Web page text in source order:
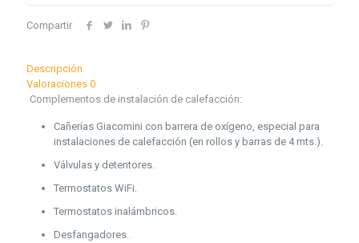
Compartir
Descripción
Valoraciones 0
Complementos de instalación de calefacción:
Cañerías Giacomini con barrera de oxígeno, especial para
instalaciones de calefacción (en rollos y barras de 4 mts.).
Válvulas y detentores.
Termostatos WiFi.
Termostatos inalámbricos.
Desfangadores.